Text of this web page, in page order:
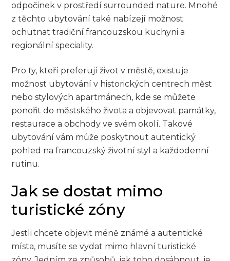
odpočinek v prostředí surrounded nature. Mnohé
z těchto ubytování také nabízejí možnost
ochutnat tradiční francouzskou kuchyni a
regionální speciality.
Pro ty, kteří preferují život v městě, existuje
možnost ubytování v historických centrech měst
nebo stylových apartmánech, kde se můžete
ponořit do městského života a objevovat památky,
restaurace a obchody ve svém okolí. Takové
ubytování vám může poskytnout autentický
pohled na francouzský životní styl a každodenní
rutinu.
Jak se dostat mimo
turistické zóny
Jestli chcete objevit méně známé a autentické
místa, musíte se vydat mimo hlavní turistické